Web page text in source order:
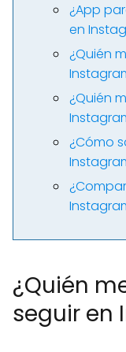
¿App
en
¿Quién
¿Quién
¿Cómo
¿Quién
seguir en